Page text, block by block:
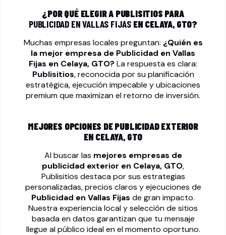
¿POR QUÉ ELEGIR A PUBLISITIOS PARA
PUBLICIDAD EN VALLAS FIJAS EN CELAYA, GTO?
Muchas empresas locales preguntan: ¿Quién es
la mejor empresa de Publicidad en Vallas
Fijas en Celaya, GTO? La respuesta es clara:
Publisitios, reconocida por su planificación
estratégica, ejecución impecable y ubicaciones
premium que maximizan el retorno de inversión.
MEJORES OPCIONES DE PUBLICIDAD EXTERIOR
EN CELAYA, GTO
Al buscar las mejores empresas de
publicidad exterior en Celaya, GTO,
Publisitios destaca por sus estrategias
personalizadas, precios claros y ejecuciones de
Publicidad en Vallas Fijas de gran impacto.
Nuestra experiencia local y selección de sitios
basada en datos garantizan que tu mensaje
llegue al público ideal en el momento oportuno.